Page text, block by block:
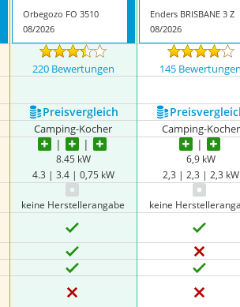
Orbegozo FO 3510
08/2026
Enders BRISBANE 3 Z
08/2026
220 Bewertungen 145 Bewertungen
Preis­vergleich
Camping-Kocher Camping-Kocher
8.45 kW
4.3 | 3.4 | 0,75 kW
6,9 kW
2,3 | 2,3 | 2,3 kW
keine Herstellerangabe keine